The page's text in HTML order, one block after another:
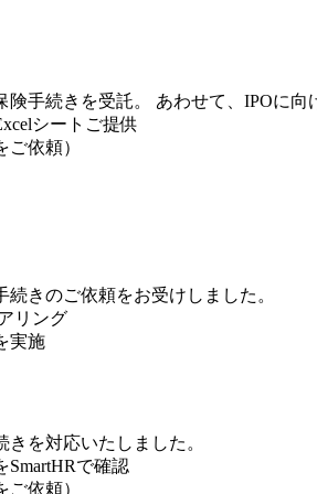
手続きを受託。 あわせて、IPOに
シートご提供
依頼）
きのご依頼をお受けしました。
リング
実施
を対応いたしました。
SmartHRで確認
依頼）